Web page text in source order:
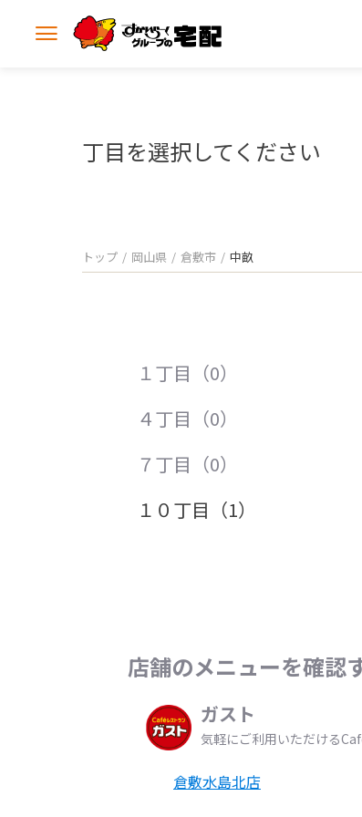
メ
丁目を選択してください
トップ 岡山県 倉敷市 中畝
１丁目（0）
４丁目（0）
７丁目（0）
１０丁目（1）
店舗のメニューを確認
ガスト
気軽にご利用いただける
倉敷水島北店